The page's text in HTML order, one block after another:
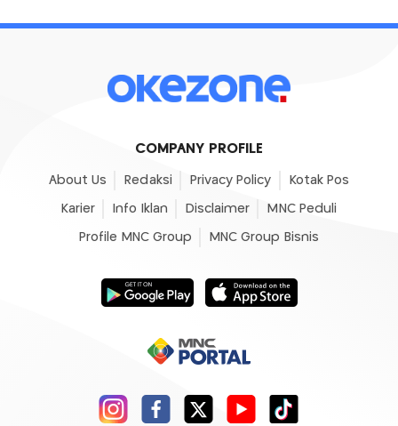
COMPANY PROFILE
About Us Redaksi Privacy Policy Kotak Pos
Karier Info Iklan Disclaimer MNC Peduli
Profile MNC Group MNC Group Bisnis